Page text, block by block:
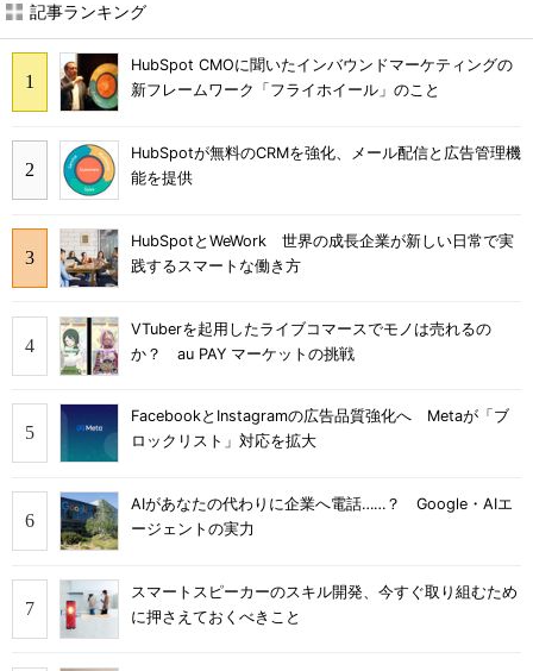
記事ランキング
HubSpot CMOに聞いたインバウンドマーケティングの
新フレームワーク「フライホイール」のこと
HubSpotが無料のCRMを強化、メール配信と広告管理機
能を提供
HubSpotとWeWork 世界の成長企業が新しい日常で実
践するスマートな働き方
VTuberを起用したライブコマースでモノは売れるの
か？ au PAY マーケットの挑戦
FacebookとInstagramの広告品質強化へ Metaが「ブ
ロックリスト」対応を拡大
AIがあなたの代わりに企業へ電話……？ Google・AIエ
ージェントの実力
スマートスピーカーのスキル開発、今すぐ取り組むため
に押さえておくべきこと